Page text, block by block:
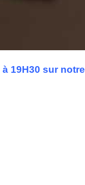
à 19H30 sur notre